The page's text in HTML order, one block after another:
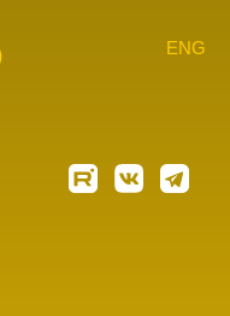
ENG